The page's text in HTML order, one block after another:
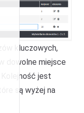
kluczowych,
dowolne miejsce
jest
są wyżej na